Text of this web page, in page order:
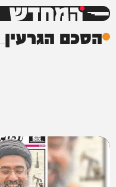
המחדש
הסכם הגרעין